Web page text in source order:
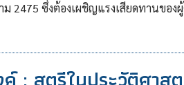
2475 ซึ่งต้องเผชิญแรงเสียดทานของ